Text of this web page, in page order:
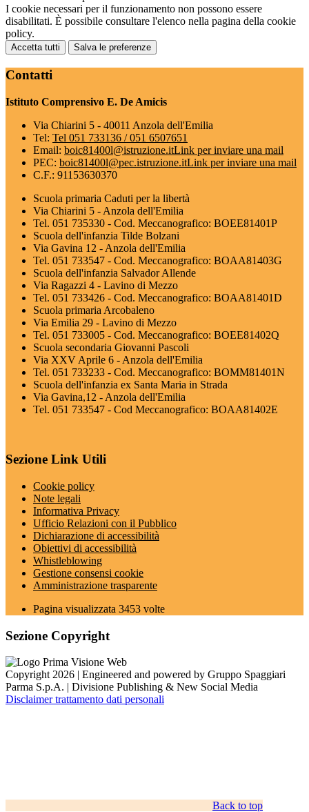
I cookie necessari per il funzionamento non possono essere
disabilitati. È possibile consultare l'elenco nella pagina della cookie
policy.
Accetta tutti Salva le preferenze
Contatti
Istituto Comprensivo E. De Amicis
Via Chiarini 5 - 40011 Anzola dell'Emilia
Tel: Tel 051 733136 / 051 6507651
Email: boic81400l@istruzione.itLink per inviare una mail
PEC: boic81400l@pec.istruzione.itLink per inviare una mail
C.F.: 91153630370
Scuola primaria Caduti per la libertà
Via Chiarini 5 - Anzola dell'Emilia
Tel. 051 735330 - Cod. Meccanografico: BOEE81401P
Scuola dell'infanzia Tilde Bolzani
Via Gavina 12 - Anzola dell'Emilia
Tel. 051 733547 - Cod. Meccanografico: BOAA81403G
Scuola dell'infanzia Salvador Allende
Via Ragazzi 4 - Lavino di Mezzo
Tel. 051 733426 - Cod. Meccanografico: BOAA81401D
Scuola primaria Arcobaleno
Via Emilia 29 - Lavino di Mezzo
Tel. 051 733005 - Cod. Meccanografico: BOEE81402Q
Scuola secondaria Giovanni Pascoli
Via XXV Aprile 6 - Anzola dell'Emilia
Tel. 051 733233 - Cod. Meccanografico: BOMM81401N
Scuola dell'infanzia ex Santa Maria in Strada
Via Gavina,12 - Anzola dell'Emilia
Tel. 051 733547 - Cod Meccanografico: BOAA81402E
Sezione Link Utili
Cookie policy
Note legali
Informativa Privacy
Ufficio Relazioni con il Pubblico
Dichiarazione di accessibilità
Obiettivi di accessibilità
Whistleblowing
Gestione consensi cookie
Amministrazione trasparente
Pagina visualizzata 3453 volte
Sezione Copyright
Copyright 2026 | Engineered and powered by Gruppo Spaggiari
Parma S.p.A. | Divisione Publishing & New Social Media
Disclaimer trattamento dati personali
Back to top